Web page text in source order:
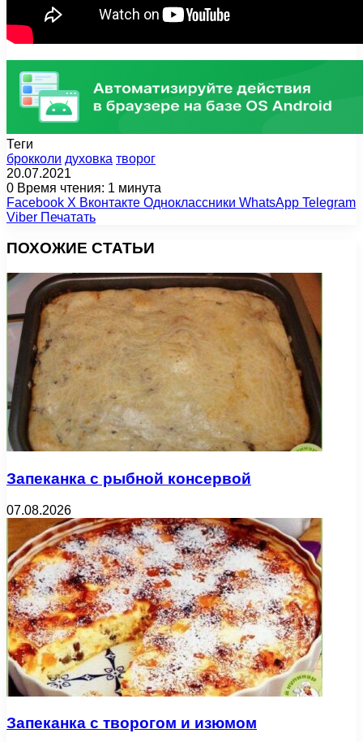
Теги
брокколи духовка творог
20.07.2021
0 Время чтения: 1 минута
Facebook X Вконтакте Одноклассники WhatsApp Telegram
Viber Печатать
ПОХОЖИЕ СТАТЬИ
Запеканка с рыбной консервой
07.08.2026
Запеканка с творогом и изюмом